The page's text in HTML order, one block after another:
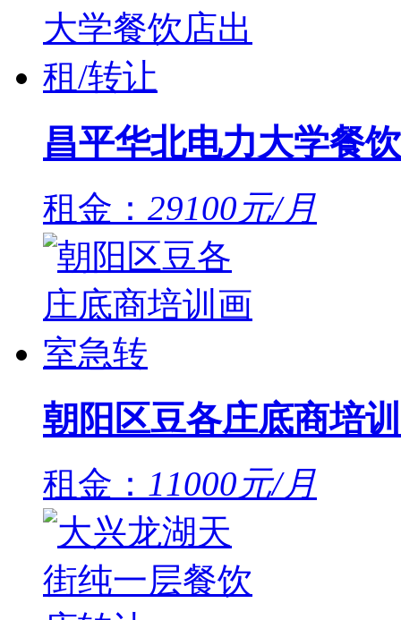
昌平华北电力大学餐
租金： 29100元/月
朝阳区豆各庄底商培
租金： 11000元/月